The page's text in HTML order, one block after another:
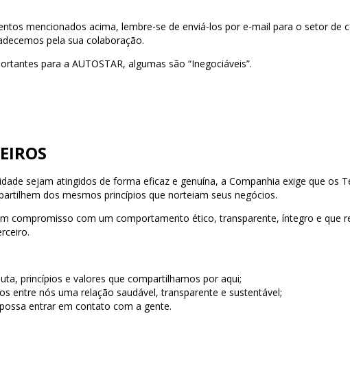
mencionados acima, lembre-se de enviá-los por e-mail para o setor de
pela sua colaboração.
para a AUTOSTAR, algumas são “Inegociáveis”.
sejam atingidos de forma eficaz e genuína, a Companhia exige que os
dos mesmos princípios que norteiam seus negócios.
compromisso com um comportamento ético, transparente, íntegro e que
princípios e valores que compartilhamos por aqui;
entre nós uma relação saudável, transparente e sustentável;
entrar em contato com a gente.